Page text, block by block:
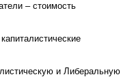
– стоимость
и Либеральную